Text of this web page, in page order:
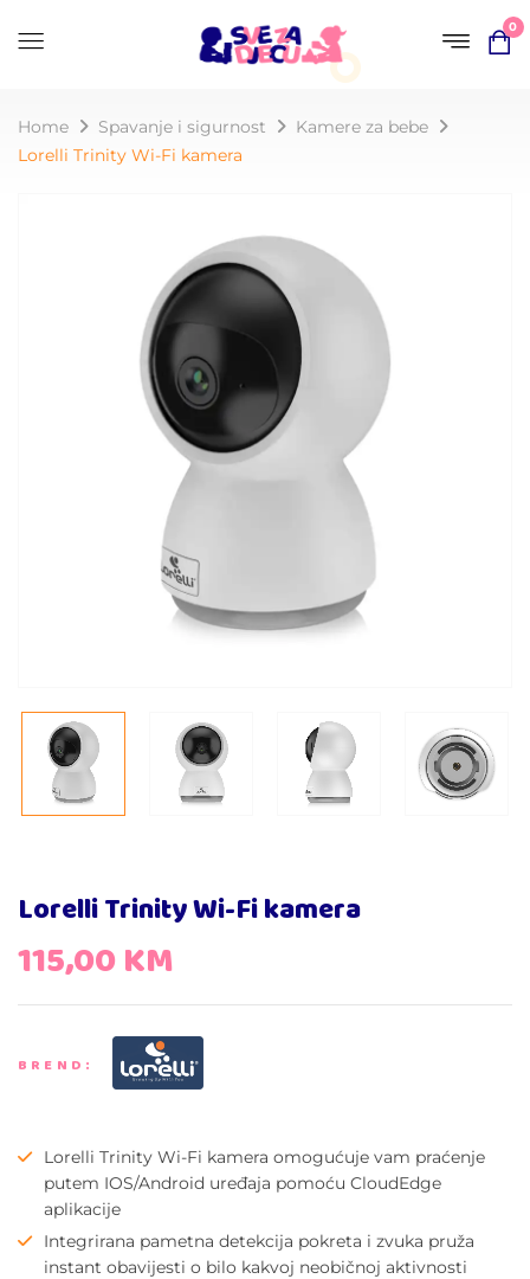
0
Home Spavanje i sigurnost
Kamere za bebe
Lorelli Trinity Wi-Fi kamera
Lorelli Trinity Wi-Fi kamera
115,00KM
BREND:
Lorelli Trinity Wi-Fi kamera omogućuje vam praćenje
putem IOS/Android uređaja pomoću CloudEdge
aplikacije
Integrirana pametna detekcija pokreta i zvuka pruža
instant obavijesti o bilo kakvoj neobičnoj aktivnosti